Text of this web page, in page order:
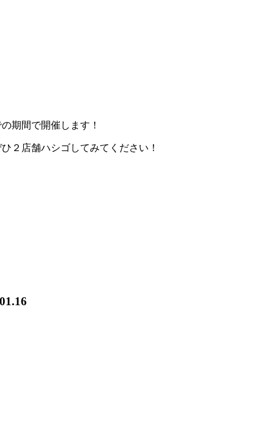
期間で開催します！
２店舗ハシゴしてみてください！